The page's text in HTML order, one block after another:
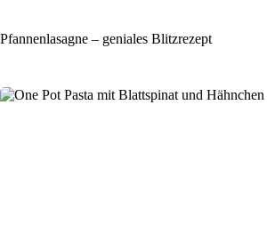
Pfannenlasagne – geniales Blitzrezept